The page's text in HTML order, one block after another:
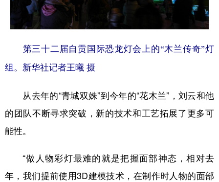
第三十二届自贡国际恐龙灯会上的“木兰传奇”灯
组。新华社记者王曦 摄
从去年的“青城双姝”到今年的“花木兰”，刘云和他
的团队不断寻求突破，新的技术和工艺拓展了更多可
能性。
“做人物彩灯最难的就是把握面部神态，相对去
年，我们提前使用3D建模技术，在制作时人物的面部